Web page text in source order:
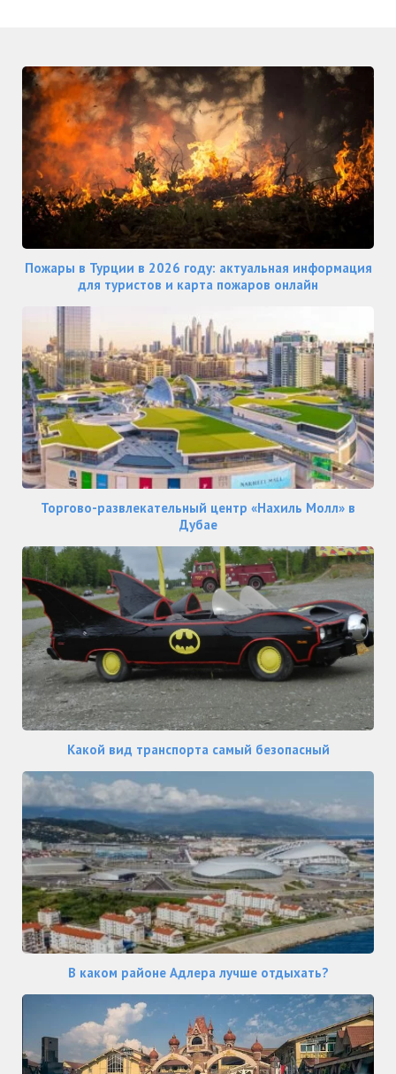
Пожары в Турции в 2026 году: актуальная информация
для туристов и карта пожаров онлайн
Торгово-развлекательный центр «Нахиль Молл» в
Дубае
Какой вид транспорта самый безопасный
В каком районе Адлера лучше отдыхать?